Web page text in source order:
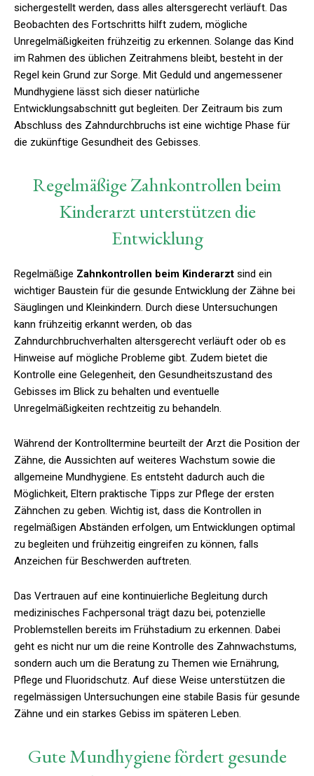
sichergestellt werden, dass alles altersgerecht verläuft. Das
Beobachten des Fortschritts hilft zudem, mögliche
Unregelmäßigkeiten frühzeitig zu erkennen. Solange das Kind
im Rahmen des üblichen Zeitrahmens bleibt, besteht in der
Regel kein Grund zur Sorge. Mit Geduld und angemessener
Mundhygiene lässt sich dieser natürliche
Entwicklungsabschnitt gut begleiten. Der Zeitraum bis zum
Abschluss des Zahndurchbruchs ist eine wichtige Phase für
die zukünftige Gesundheit des Gebisses.
Regelmäßige Zahnkontrollen beim
Kinderarzt unterstützen die
Entwicklung
Regelmäßige Zahnkontrollen beim Kinderarzt sind ein
wichtiger Baustein für die gesunde Entwicklung der Zähne bei
Säuglingen und Kleinkindern. Durch diese Untersuchungen
kann frühzeitig erkannt werden, ob das
Zahndurchbruchverhalten altersgerecht verläuft oder ob es
Hinweise auf mögliche Probleme gibt. Zudem bietet die
Kontrolle eine Gelegenheit, den Gesundheitszustand des
Gebisses im Blick zu behalten und eventuelle
Unregelmäßigkeiten rechtzeitig zu behandeln.
Während der Kontrolltermine beurteilt der Arzt die Position der
Zähne, die Aussichten auf weiteres Wachstum sowie die
allgemeine Mundhygiene. Es entsteht dadurch auch die
Möglichkeit, Eltern praktische Tipps zur Pflege der ersten
Zähnchen zu geben. Wichtig ist, dass die Kontrollen in
regelmäßigen Abständen erfolgen, um Entwicklungen optimal
zu begleiten und frühzeitig eingreifen zu können, falls
Anzeichen für Beschwerden auftreten.
Das Vertrauen auf eine kontinuierliche Begleitung durch
medizinisches Fachpersonal trägt dazu bei, potenzielle
Problemstellen bereits im Frühstadium zu erkennen. Dabei
geht es nicht nur um die reine Kontrolle des Zahnwachstums,
sondern auch um die Beratung zu Themen wie Ernährung,
Pflege und Fluoridschutz. Auf diese Weise unterstützen die
regelmässigen Untersuchungen eine stabile Basis für gesunde
Zähne und ein starkes Gebiss im späteren Leben.
Gute Mundhygiene fördert gesunde